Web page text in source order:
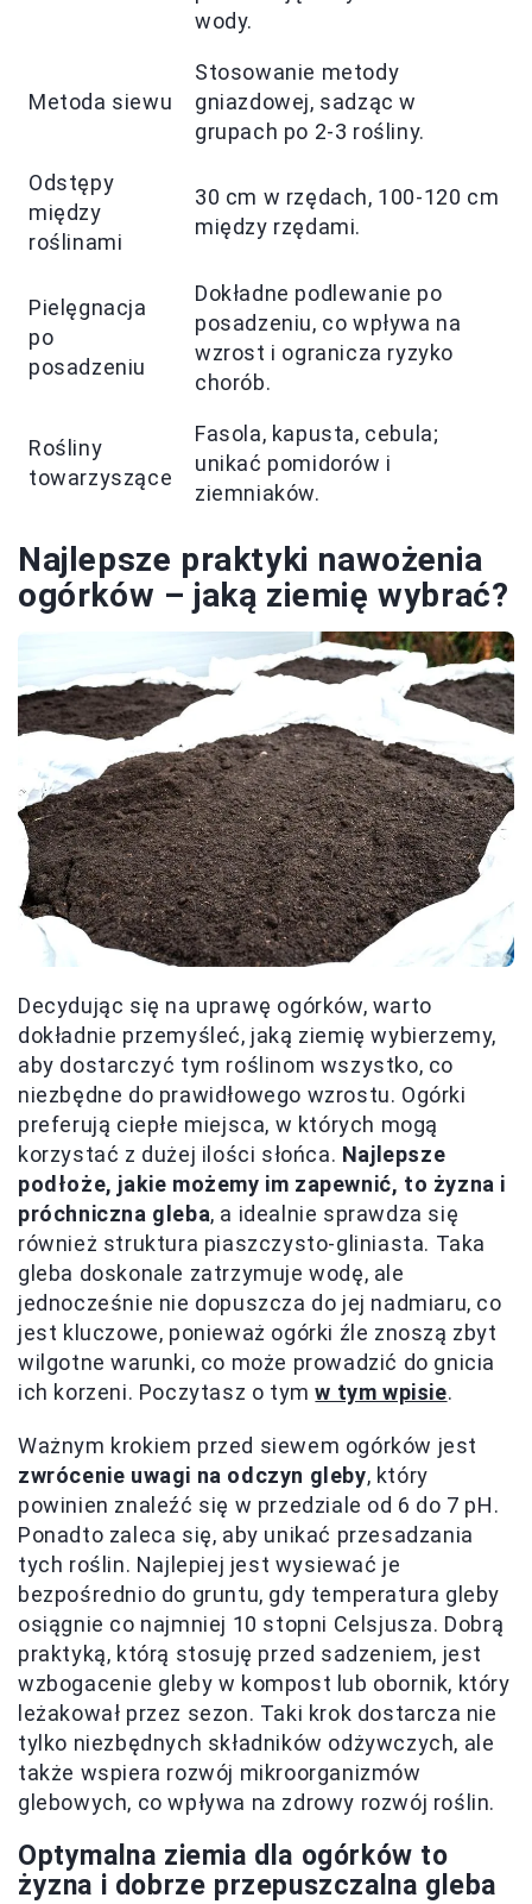
wody.
Metoda siewu
Stosowanie metody
gniazdowej, sadząc w
grupach po 2-3 rośliny.
Odstępy
między
roślinami
30 cm w rzędach, 100-120 cm
między rzędami.
Pielęgnacja
po
posadzeniu
Dokładne podlewanie po
posadzeniu, co wpływa na
wzrost i ogranicza ryzyko
chorób.
Rośliny
towarzyszące
Fasola, kapusta, cebula;
unikać pomidorów i
ziemniaków.
Najlepsze praktyki nawożenia
ogórków – jaką ziemię wybrać?
Decydując się na uprawę ogórków, warto
dokładnie przemyśleć, jaką ziemię wybierzemy,
aby dostarczyć tym roślinom wszystko, co
niezbędne do prawidłowego wzrostu. Ogórki
preferują ciepłe miejsca, w których mogą
korzystać z dużej ilości słońca. Najlepsze
podłoże, jakie możemy im zapewnić, to żyzna i
próchniczna gleba, a idealnie sprawdza się
również struktura piaszczysto-gliniasta. Taka
gleba doskonale zatrzymuje wodę, ale
jednocześnie nie dopuszcza do jej nadmiaru, co
jest kluczowe, ponieważ ogórki źle znoszą zbyt
wilgotne warunki, co może prowadzić do gnicia
ich korzeni. Poczytasz o tymw tym wpisie.
Ważnym krokiem przed siewem ogórków jest
zwrócenie uwagi na odczyn gleby, który
powinien znaleźć się w przedziale od 6 do 7 pH.
Ponadto zaleca się, aby unikać przesadzania
tych roślin. Najlepiej jest wysiewać je
bezpośrednio do gruntu, gdy temperatura gleby
osiągnie co najmniej 10 stopni Celsjusza. Dobrą
praktyką, którą stosuję przed sadzeniem, jest
wzbogacenie gleby w kompost lub obornik, który
leżakował przez sezon. Taki krok dostarcza nie
tylko niezbędnych składników odżywczych, ale
także wspiera rozwój mikroorganizmów
glebowych, co wpływa na zdrowy rozwój roślin.
Optymalna ziemia dla ogórków to
żyzna i dobrze przepuszczalna gleba